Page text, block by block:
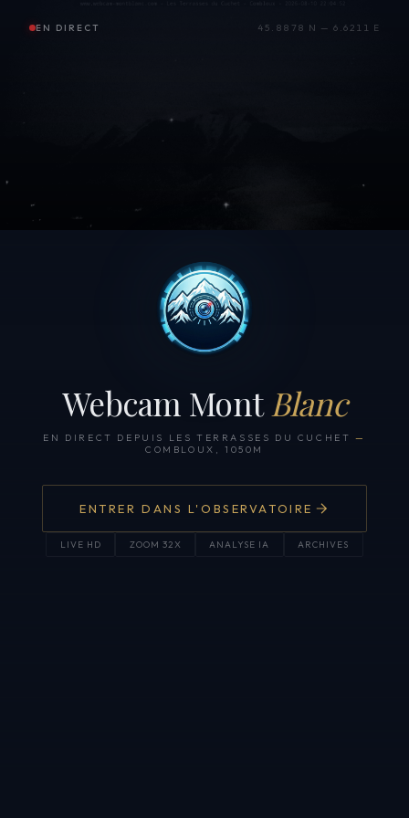
EN DIRECT 45.8878 N — 6.6211 E
Webcam Mont Blanc
EN DIRECT DEPUIS LES TERRASSES DU CUCHET —
COMBLOUX, 1050M
ENTRER DANS L'OBSERVATOIRE
LIVE HD ZOOM 32X ANALYSE IA ARCHIVES